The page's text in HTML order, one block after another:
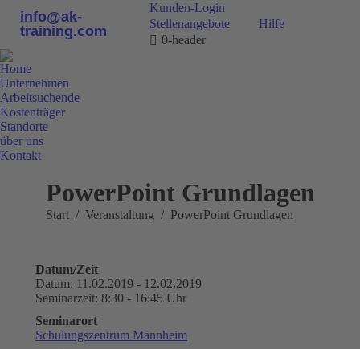
info@ak-
training.com
Kunden-Login
Stellenangebote
Hilfe
0-header
Home
Unternehmen
Arbeitsuchende
Kostenträger
Standorte
über uns
Kontakt
PowerPoint Grundlagen
Sie befinden sich hier:
Start Veranstaltung PowerPoint Grundlagen
Datum/Zeit
Datum: 11.02.2019 - 12.02.2019
Seminarzeit: 8:30 - 16:45 Uhr
Seminarort
Schulungszentrum Mannheim